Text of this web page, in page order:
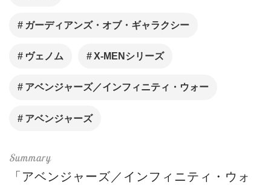
ガーディアンズ・オブ・ギャラクシー
ヴェノム X-MENシリーズ
アベンジャーズ／インフィニティ・ウォー
アベンジャーズ
「アベンジャーズ／インフィニティ・ウォ